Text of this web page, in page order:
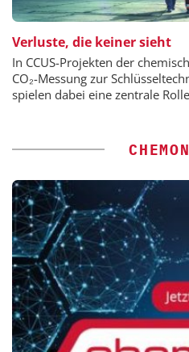
Verluste, die keiner sieht
In CCUS-Projekten der
CO₂-Messung zur
spielen dabei eine zentrale